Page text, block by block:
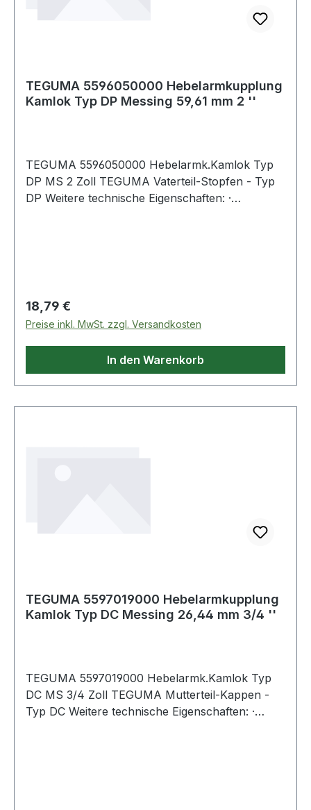
TEGUMA 5596050000 Hebelarmkupplung
Kamlok Typ DP Messing 59,61 mm 2 ''
TEGUMA 5596050000 Hebelarmk.Kamlok Typ
DP MS 2 Zoll TEGUMA Vaterteil-Stopfen - Typ
DP Weitere technische Eigenschaften: ·
Regulärer Preis:
18,79 €
Preise inkl. MwSt. zzgl. Versandkosten
In den Warenkorb
TEGUMA 5597019000 Hebelarmkupplung
Kamlok Typ DC Messing 26,44 mm 3/4 ''
TEGUMA 5597019000 Hebelarmk.Kamlok Typ
DC MS 3/4 Zoll TEGUMA Mutterteil-Kappen -
Typ DC Weitere technische Eigenschaften: ·